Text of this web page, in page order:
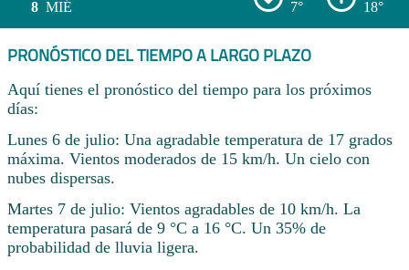
8 MIÉ 7° 18°
PRONÓSTICO DEL TIEMPO A LARGO PLAZO
Aquí tienes el pronóstico del tiempo para los próximos
días:
Lunes 6 de julio: Una agradable temperatura de 17 grados
máxima. Vientos moderados de 15 km/h. Un cielo con
nubes dispersas.
Martes 7 de julio: Vientos agradables de 10 km/h. La
temperatura pasará de 9 °C a 16 °C. Un 35% de
probabilidad de lluvia ligera.